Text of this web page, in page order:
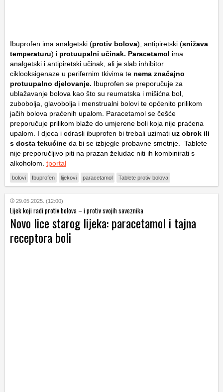
Ibuprofen ima analgetski (protiv bolova), antipiretski (snižava
temperaturu) i protuupalni učinak. Paracetamol ima
analgetski i antipiretski učinak, ali je slab inhibitor
ciklooksigenaze u perifernim tkivima te nema značajno
protuupalno djelovanje. Ibuprofen se preporučuje za
ublažavanje bolova kao što su reumatska i mišićna bol,
zubobolja, glavobolja i menstrualni bolovi te općenito prilikom
jačih bolova praćenih upalom. Paracetamol se češće
preporučuje prilikom blaže do umjerene boli koja nije praćena
upalom. I djeca i odrasli ibuprofen bi trebali uzimati uz obrok ili
s dosta tekućine da bi se izbjegle probavne smetnje. Tablete
nije preporučljivo piti na prazan želudac niti ih kombinirati s
alkoholom. tportal
bolovi Ibuprofen lijekovi paracetamol Tablete protiv bolova
29.05.2025. (12:00)
Lijek koji radi protiv bolova – i protiv svojih saveznika
Novo lice starog lijeka: paracetamol i tajna
receptora boli